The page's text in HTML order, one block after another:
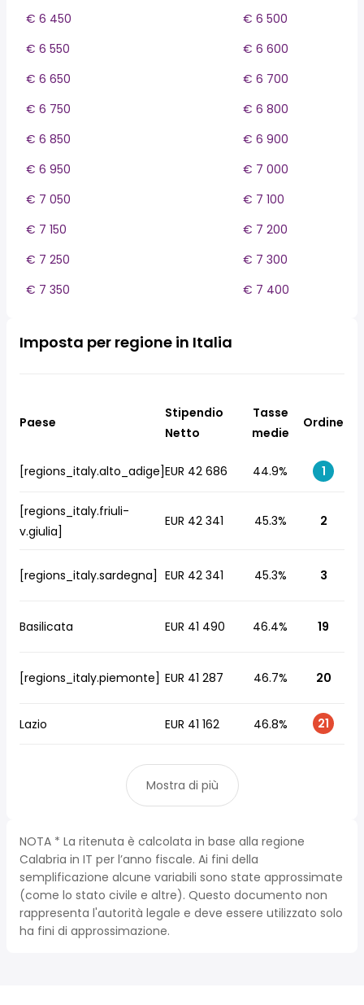
€ 6 450
€ 6 500
€ 6 550
€ 6 600
€ 6 650
€ 6 700
€ 6 750
€ 6 800
€ 6 850
€ 6 900
€ 6 950
€ 7 000
€ 7 050
€ 7 100
€ 7 150
€ 7 200
€ 7 250
€ 7 300
€ 7 350
€ 7 400
Imposta per regione in Italia
Paese
Stipendio
Netto
Tasse
medie
Ordine
[regions_italy.alto_adige]EUR 42 686 44.9% 1
[regions_italy.friuli-
v.giulia]
EUR 42 341 45.3% 2
[regions_italy.sardegna] EUR 42 341 45.3% 3
Basilicata EUR 41 490 46.4% 19
[regions_italy.piemonte] EUR 41 287 46.7% 20
Lazio EUR 41 162 46.8% 21
Mostra di più
NOTA * La ritenuta è calcolata in base alla regione
Calabria in IT per l’anno fiscale. Ai fini della
semplificazione alcune variabili sono state approssimate
(come lo stato civile e altre). Questo documento non
rappresenta l'autorità legale e deve essere utilizzato solo
ha fini di approssimazione.